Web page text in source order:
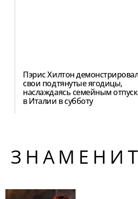
Пэрис Хилтон
свои подтянутые ягодицы,
наслаждаясь семейным
в Италии в субботу